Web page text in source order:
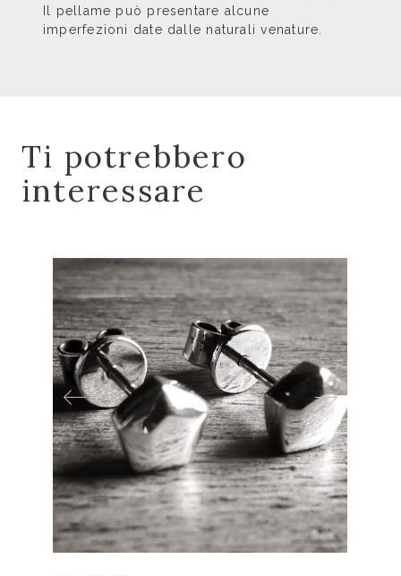
Il pellame può presentare alcune
imperfezioni date dalle naturali venature.
Ti potrebbero
interessare